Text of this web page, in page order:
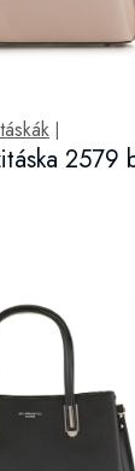
|
2579